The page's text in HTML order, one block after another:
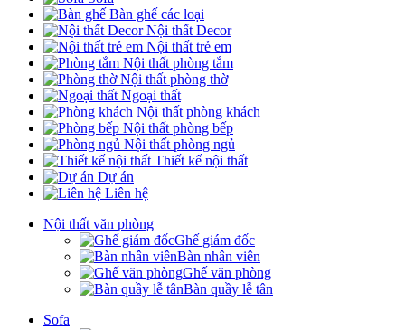
Bàn ghế các loại
Nội thất Decor
Nội thất trẻ em
Nội thất phòng tắm
Nội thất phòng thờ
Ngoại thất
Nội thất phòng khách
Nội thất phòng bếp
Nội thất phòng ngủ
Thiết kế nội thất
Dự án
Liên hệ
Nội thất văn phòng
Ghế giám đốc
Bàn nhân viên
Ghế văn phòng
Bàn quầy lễ tân
Sofa